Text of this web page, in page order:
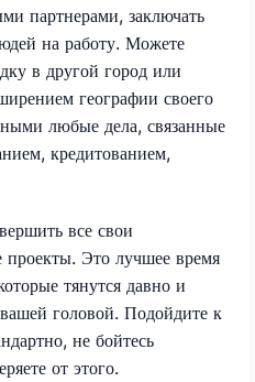
партнерами, заключать
на работу. Можете
в другой город или
географии своего
любые дела, связанные
кредитованием,
все свои
проекты. Это лучшее время
тянутся давно и
головой. Подойдите к
не бойтесь
от этого.